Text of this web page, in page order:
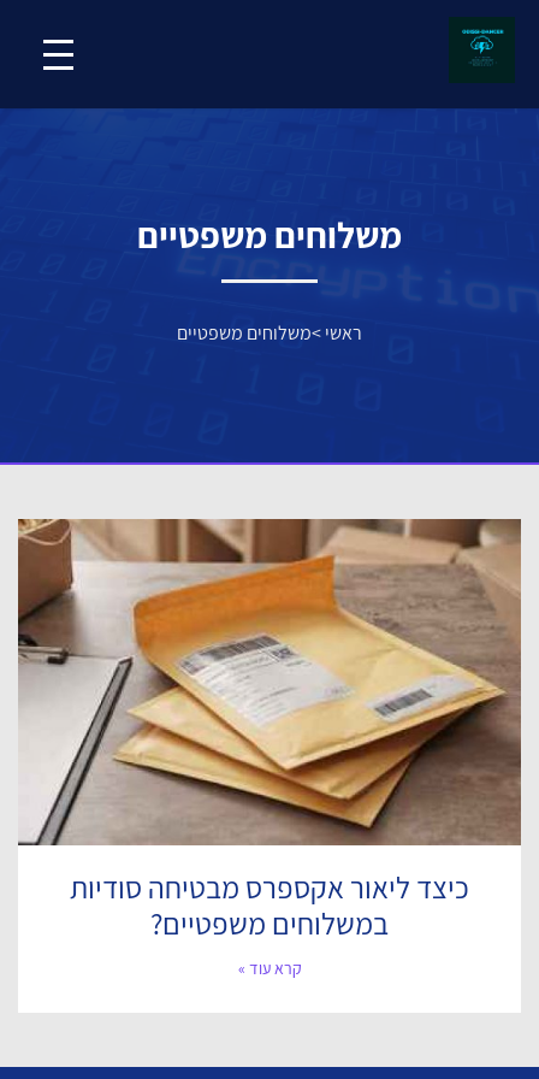
משלוחים משפטיים
ראשי>משלוחים משפטיים
כיצד ליאור אקספרס מבטיחה סודיות
במשלוחים משפטיים?
קרא עוד »